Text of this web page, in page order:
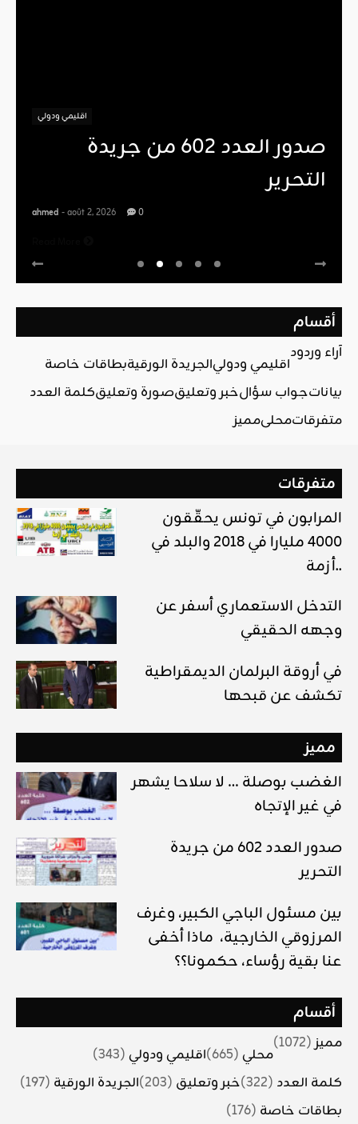
اقليمي ودولي
صدور العدد 602 من جريدة
التحرير
ahmed - août 2, 2026 0
أقسام
آراء وردود
اقليمي ودوليالجريدة الورقيةبطاقات خاصة
بياناتجواب سؤالخبر وتعليقصورة وتعليقكلمة العدد
متفرقاتمحليمميز
متفرقات
المرابون في تونس يحقّقون
4000 مليارا في 2018 والبلد في
أزمة..
التدخل الاستعماري أسفر عن
وجهه الحقيقي
في أروقة البرلمان الديمقراطية
تكشف عن قبحها
مميز
الغضب بوصلة … لا سلاحا يشهر
في غير الإتجاه
صدور العدد 602 من جريدة
التحرير
بين مسئول الباجي الكبير، وغرف
المرزوقي الخارجية، ماذا أخفى
عنا بقية رؤساء، حكمونا؟؟
أقسام
مميز(1072)
محلي (665) اقليمي ودولي (343)
كلمة العدد (322) خبر وتعليق (203) الجريدة الورقية (197)
بطاقات خاصة (176)